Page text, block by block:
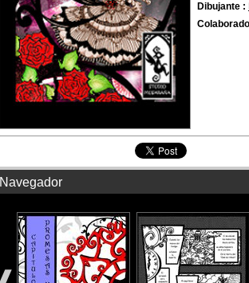
Dibujante :
Navegador